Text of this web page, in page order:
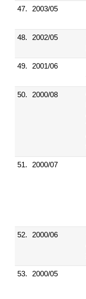
47. 2003/05
48. 2002/05
49. 2001/06
50. 2000/08
51. 2000/07
52. 2000/06
53. 2000/05